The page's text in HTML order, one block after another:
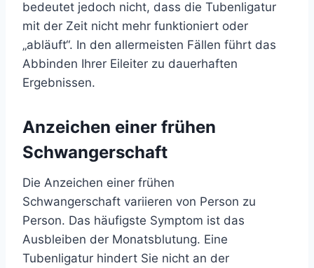
bedeutet jedoch nicht, dass die Tubenligatur
mit der Zeit nicht mehr funktioniert oder
„abläuft“. In den allermeisten Fällen führt das
Abbinden Ihrer Eileiter zu dauerhaften
Ergebnissen.
Anzeichen einer frühen
Schwangerschaft
Die Anzeichen einer frühen
Schwangerschaft variieren von Person zu
Person. Das häufigste Symptom ist das
Ausbleiben der Monatsblutung. Eine
Tubenligatur hindert Sie nicht an der